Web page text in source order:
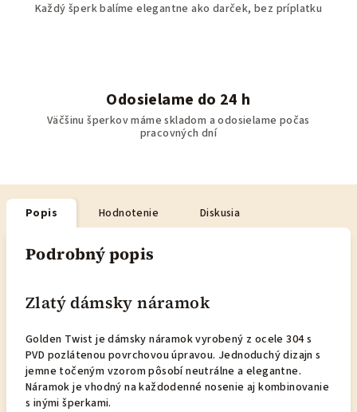
Každý šperk balíme elegantne ako darček, bez príplatku
Odosielame do 24 h
Väčšinu šperkov máme skladom a odosielame počas
pracovných dní
Popis Hodnotenie Diskusia
Podrobný popis
Zlatý dámsky náramok
Golden Twist je dámsky náramok vyrobený z ocele 304 s
PVD pozlátenou povrchovou úpravou. Jednoduchý dizajn s
jemne točeným vzorom pôsobí neutrálne a elegantne.
Náramok je vhodný na každodenné nosenie aj kombinovanie
s inými šperkami.